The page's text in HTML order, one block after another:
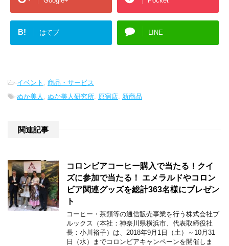
B! はてブ LINE
-イベント
商品・サービス
-ぬか美人 ぬか美人研究所 原宿店 新商品
関連記事
コロンビアコーヒー購入で当たる！クイ
ズに参加で当たる！ エメラルドやコロン
ビア関連グッズを総計363名様にプレゼン
ト
コーヒー・茶類等の通信販売事業を行う株式会社ブ
ルックス（本社：神奈川県横浜市、代表取締役社
長：小川裕子）は、2018年9月1日（土）～10月31
日（水）までコロンビアキャンペーンを開催しま